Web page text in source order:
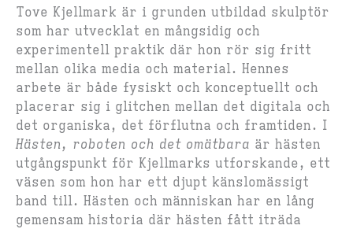
Tove Kjellmark är i grunden utbildad skulptör
som har utvecklat en mångsidig och
experimentell praktik där hon rör sig fritt
mellan olika media och material. Hennes
arbete är både fysiskt och konceptuellt och
placerar sig i glitchen mellan det digitala och
det organiska, det förflutna och framtiden. I
Hästen, roboten och det omätbara är hästen
utgångspunkt för Kjellmarks utforskande, ett
väsen som hon har ett djupt känslomässigt
band till. Hästen och människan har en lång
gemensam historia där hästen fått iträda